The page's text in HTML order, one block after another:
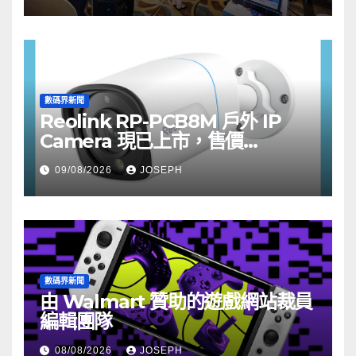
數碼界新聞
Reolink RP-PCB8M 戶外 IP
Camera 現已上市，售價
HK$722
09/08/2026 JOSEPH
數碼界新聞
由 Walmart 贊助的遊戲網站裁員
編輯團隊
08/08/2026 JOSEPH